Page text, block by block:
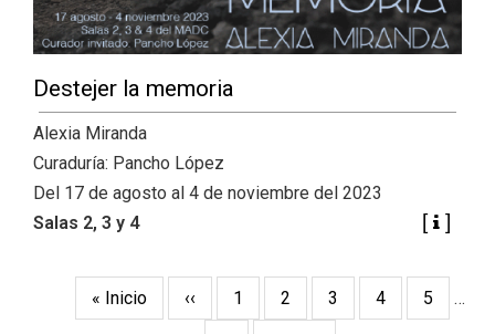
Destejer la memoria
Alexia Miranda
Curaduría: Pancho López
Del 17 de agosto al 4 de noviembre del 2023
Salas 2, 3 y 4
Pagination
First
« Inicio
Previous
‹‹ Page
1 Page
2
Current
3 Page
4 Page
5 …